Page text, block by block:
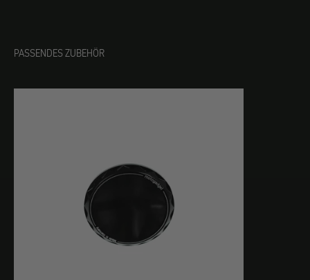
PASSENDES ZUBEHÖR